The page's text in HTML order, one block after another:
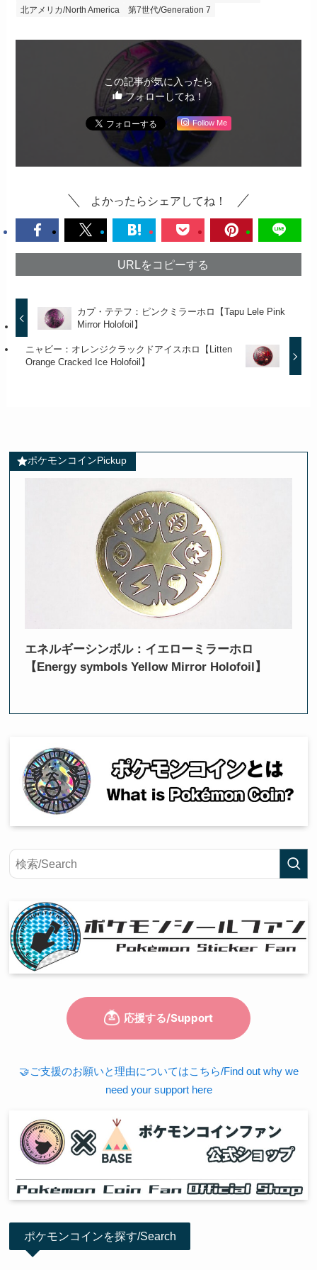
北アメリカ/North America
第7世代/Generation 7
この記事が気に入ったら
フォローしてね！
Follow Me
よかったらシェアしてね！
URLをコピーする
カプ・テテフ：ピンクミラーホロ【Tapu Lele Pink
Mirror Holofoil】
ニャビー：オレンジクラックドアイスホロ【Litten
Orange Cracked Ice Holofoil】
ポケモンコインPickup
エネルギーシンボル：イエローミラーホロ
【Energy symbols Yellow Mirror Holofoil】
🤝ご支援のお願いと理由についてはこちら/Find out why we
need your support here
ポケモンコインを探す/Search